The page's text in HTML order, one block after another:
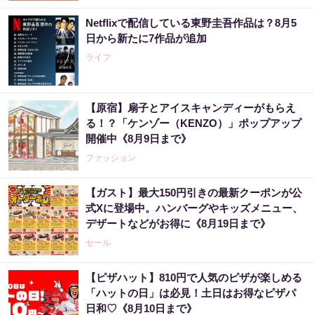
Netflixで配信している東野圭吾作品は？8月5
日から新たに7作品が追加
ライフ
【原宿】扇子とアイスキャンディーがもらえ
る！？「ケンゾー（KENZO）」ポップアップ
開催中《8月9日まで》
ファッション
【ガスト】最大150円引きの最新クーポンが公
式Xに登場中。ハンバーグやキッズメニュー、
デザートなどがお得に《8月19日まで》
セール
【ピザハット】810円で人気のピザが楽しめる
「ハットの日」は必見！土日はお得なピザパ
日和♡《8月10日まで》